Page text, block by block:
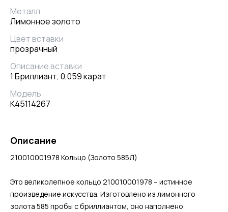
Металл
Лимонное золото
Цвет вставки
прозрачный
Описание вставки
1 Бриллиант, 0,059 карат
Модель
К45114267
Описание
210010001978 Кольцо (Золото 585Л)
Это великолепное кольцо 210010001978 – истинное
произведение искусства. Изготовлено из лимонного
золота 585 пробы с бриллиантом, оно наполнено